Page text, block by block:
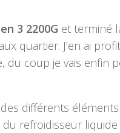
3 2200G et terminé
quartier. J’en ai
du coup je vais
différents
du refroidisseur